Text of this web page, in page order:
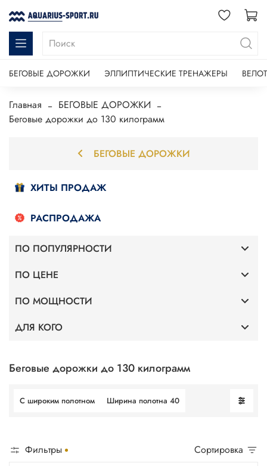
БЕГОВЫЕ ДОРОЖКИ ЭЛЛИПТИЧЕСКИЕ ТРЕНАЖЕРЫ
Главная
БЕГОВЫЕ ДОРОЖКИ
Беговые дорожки до 130 килограмм
Беговые дорожки до 130 килограмм
С широким полотном Ширина полотна 40
Фильтры Сортировка
БЕГОВЫЕ ДОРОЖКИ
ХИТЫ ПРОДАЖ
РАСПРОДАЖА
ПО ПОПУЛЯРНОСТИ
Премиум
Тонкие
Для дома
Без поручней
ПО ЦЕНЕ
До 40 000
До 75 000
ПО МОЩНОСТИ
Мощность 2 л.с.
ДЛЯ КОГО